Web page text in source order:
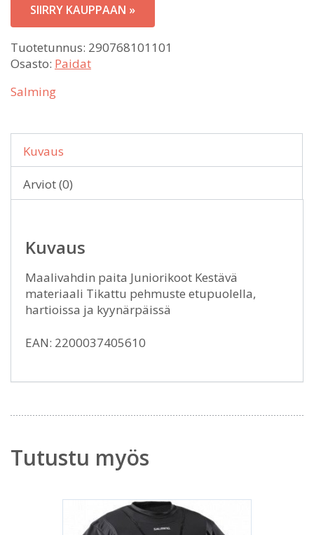
SIIRRY KAUPPAAN »
Tuotetunnus: 290768101101
Osasto: Paidat
Salming
Kuvaus
Arviot (0)
Kuvaus
Maalivahdin paita Juniorikoot Kestävä
materiaali Tikattu pehmuste etupuolella,
hartioissa ja kyynärpäissä
EAN: 2200037405610
Tutustu myös